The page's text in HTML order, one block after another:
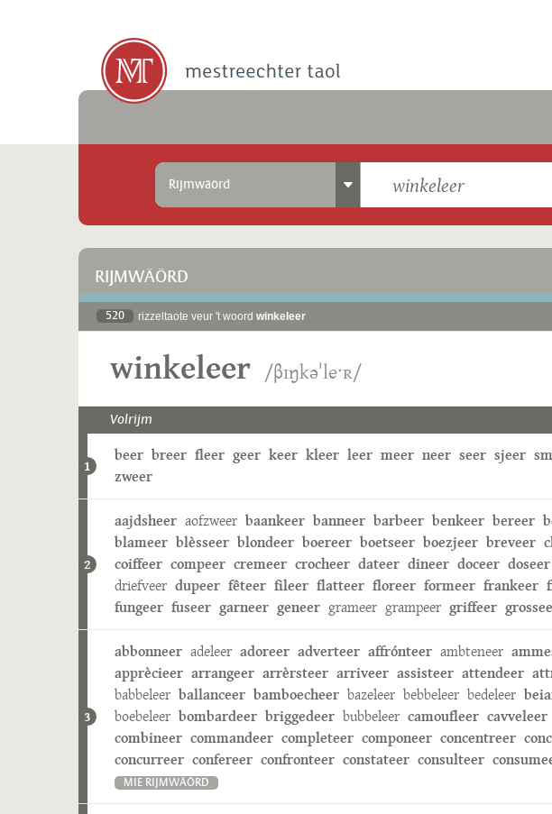
Rijmwäörd
RIJMWÄÖRD
520 rizzeltaote veur 't woord winkeleer
winkeleer /βɪŋkəˈleˑʀ/
Volrijm
1
beer breer fleer geer keer kleer leer meer neer seer sjeer
zweer
2
aajdsheer aofzweer baankeer banneer barbeer benkeer bereer
blameer blèsseer blondeer boereer boetseer boezjeer breveer
coiffeer compeer cremeer crocheer dateer dineer doceer doseer
driefveer dupeer fêteer fileer flatteer floreer formeer frankeer
fungeer fuseer garneer geneer grameer grampeer griffeer
3
abbonneer adeleer adoreer adverteer affrónteer ambteneer
apprècieer arrangeer arrèrsteer arriveer assisteer attendeer
babbeleer ballanceer bamboecheer bazeleer bebbeleer bedeleer
boebeleer bombardeer briggedeer bubbeleer camoufleer cavveleer
combineer commandeer completeer componeer concentreer
concurreer confereer confronteer constateer consulteer
MIE RIJMWÄÖRD